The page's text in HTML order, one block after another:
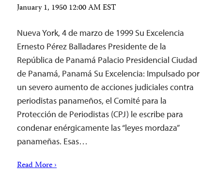
January 1, 1950 12:00 AM EST
Nueva York, 4 de marzo de 1999 Su Excelencia
Ernesto Pérez Balladares Presidente de la
República de Panamá Palacio Presidencial Ciudad
de Panamá, Panamá Su Excelencia: Impulsado por
un severo aumento de acciones judiciales contra
periodistas panameños, el Comité para la
Protección de Periodistas (CPJ) le escribe para
condenar enérgicamente las “leyes mordaza”
panameñas. Esas…
Read More ›